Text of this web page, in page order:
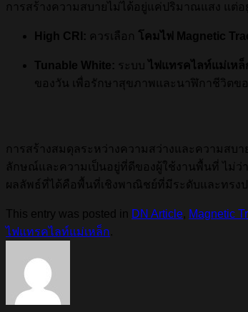
การสร้างความสบายไม่ได้อยู่แค่ปริมาณแสง แต่อ
High CRI: ควรเลือก โคมไฟ Magnetic
Tunable White: ระบบ ไฟแทรคไลท์แม่เหล็
ของวัน เพื่อรักษาสุขภาพและนาฬิกาชีวิตข
การสร้างสมดุลระหว่างความสว่างและความสบ
ลักษณ์และความเป็นอยู่ที่ดีของผู้ใช้งานพื้นที่ ไม่
ผลลัพธ์ที่ได้คือพื้นที่เชิงพาณิชย์ที่มีระดับและทรง
This entry was posted in DN Article, Magnetic
ไฟแทรคไลท์แม่เหล็ก.